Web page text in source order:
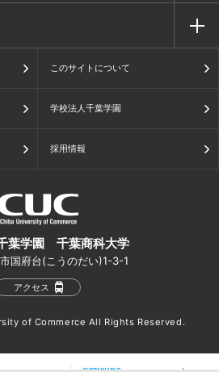
このサイトについて
学校法人千葉学園
採用情報
葉学園 千葉商科大学
国府台(こうのだい)1-3-1
アクセス
of Commerce All Rights Reserved.